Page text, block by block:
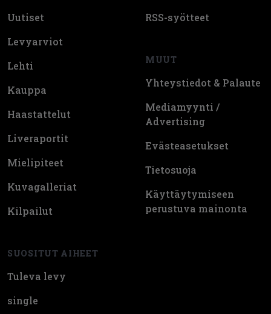
Uutiset
Levyarviot
Lehti
Kauppa
Haastattelut
Liveraportit
Mielipiteet
Kuvagalleriat
Kilpailut
SUOSITUT AIHEET
Tuleva levy
single
RSS-syötteet
MUUT
Yhteystiedot & Palaute
Mediamyynti /
Advertising
Evästeasetukset
Tietosuoja
Käyttäytymiseen
perustuva mainonta